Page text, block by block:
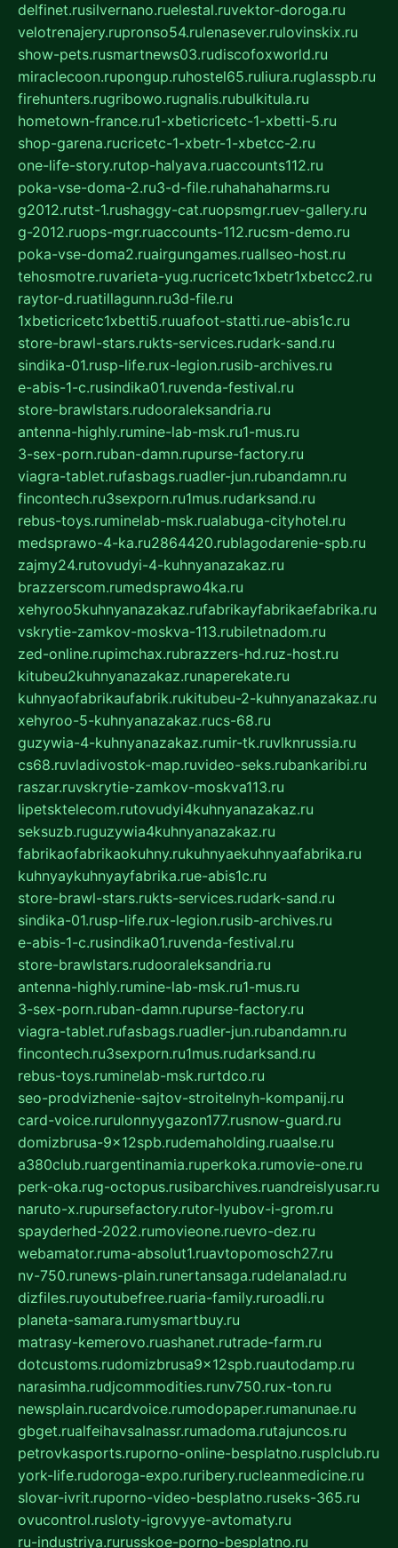
delfinet.rusilvernano.ruelestal.ruvektor-doroga.ru
velotrenajery.rupronso54.rulenasever.rulovinskix.ru
show-pets.rusmartnews03.rudiscofoxworld.ru
miraclecoon.rupongup.ruhostel65.ruliura.ruglasspb.ru
firehunters.rugribowo.rugnalis.rubulkitula.ru
hometown-france.ru1-xbeticricetc-1-xbetti-5.ru
shop-garena.rucricetc-1-xbetr-1-xbetcc-2.ru
one-life-story.rutop-halyava.ruaccounts112.ru
poka-vse-doma-2.ru3-d-file.ruhahahaharms.ru
g2012.rutst-1.rushaggy-cat.ruopsmgr.ruev-gallery.ru
g-2012.ruops-mgr.ruaccounts-112.rucsm-demo.ru
poka-vse-doma2.ruairgungames.ruallseo-host.ru
tehosmotre.ruvarieta-yug.rucricetc1xbetr1xbetcc2.ru
raytor-d.ruatillagunn.ru3d-file.ru
1xbeticricetc1xbetti5.ruuafoot-statti.rue-abis1c.ru
store-brawl-stars.rukts-services.rudark-sand.ru
sindika-01.rusp-life.rux-legion.rusib-archives.ru
e-abis-1-c.rusindika01.ruvenda-festival.ru
store-brawlstars.rudooraleksandria.ru
antenna-highly.rumine-lab-msk.ru1-mus.ru
3-sex-porn.ruban-damn.rupurse-factory.ru
viagra-tablet.rufasbags.ruadler-jun.rubandamn.ru
fincontech.ru3sexporn.ru1mus.rudarksand.ru
rebus-toys.ruminelab-msk.rualabuga-cityhotel.ru
medsprawo-4-ka.ru2864420.rublagodarenie-spb.ru
zajmy24.rutovudyi-4-kuhnyanazakaz.ru
brazzerscom.rumedsprawo4ka.ru
xehyroo5kuhnyanazakaz.rufabrikayfabrikaefabrika.ru
vskrytie-zamkov-moskva-113.rubiletnadom.ru
zed-online.rupimchax.rubrazzers-hd.ruz-host.ru
kitubeu2kuhnyanazakaz.runaperekate.ru
kuhnyaofabrikaufabrik.rukitubeu-2-kuhnyanazakaz.ru
xehyroo-5-kuhnyanazakaz.rucs-68.ru
guzywia-4-kuhnyanazakaz.rumir-tk.ruvlknrussia.ru
cs68.ruvladivostok-map.ruvideo-seks.rubankaribi.ru
raszar.ruvskrytie-zamkov-moskva113.ru
lipetsktelecom.rutovudyi4kuhnyanazakaz.ru
seksuzb.ruguzywia4kuhnyanazakaz.ru
fabrikaofabrikaokuhny.rukuhnyaekuhnyaafabrika.ru
kuhnyaykuhnyayfabrika.rue-abis1c.ru
store-brawl-stars.rukts-services.rudark-sand.ru
sindika-01.rusp-life.rux-legion.rusib-archives.ru
e-abis-1-c.rusindika01.ruvenda-festival.ru
store-brawlstars.rudooraleksandria.ru
antenna-highly.rumine-lab-msk.ru1-mus.ru
3-sex-porn.ruban-damn.rupurse-factory.ru
viagra-tablet.rufasbags.ruadler-jun.rubandamn.ru
fincontech.ru3sexporn.ru1mus.rudarksand.ru
rebus-toys.ruminelab-msk.rurtdco.ru
seo-prodvizhenie-sajtov-stroitelnyh-kompanij.ru
card-voice.rurulonnyygazon177.rusnow-guard.ru
domizbrusa-9x12spb.rudemaholding.ruaalse.ru
a380club.ruargentinamia.ruperkoka.rumovie-one.ru
perk-oka.rug-octopus.rusibarchives.ruandreislyusar.ru
naruto-x.rupursefactory.rutor-lyubov-i-grom.ru
spayderhed-2022.rumovieone.ruevro-dez.ru
webamator.ruma-absolut1.ruavtopomosch27.ru
nv-750.runews-plain.runertansaga.rudelanalad.ru
dizfiles.ruyoutubefree.ruaria-family.ruroadli.ru
planeta-samara.rumysmartbuy.ru
matrasy-kemerovo.ruashanet.rutrade-farm.ru
dotcustoms.rudomizbrusa9x12spb.ruautodamp.ru
narasimha.rudjcommodities.runv750.rux-ton.ru
newsplain.rucardvoice.rumodopaper.rumanunae.ru
gbget.rualfeihavsalnassr.rumadoma.rutajuncos.ru
petrovkasports.ruporno-online-besplatno.rusplclub.ru
york-life.rudoroga-expo.ruribery.rucleanmedicine.ru
slovar-ivrit.ruporno-video-besplatno.ruseks-365.ru
ovucontrol.rusloty-igrovyye-avtomaty.ru
ru-industriya.rurusskoe-porno-besplatno.ru